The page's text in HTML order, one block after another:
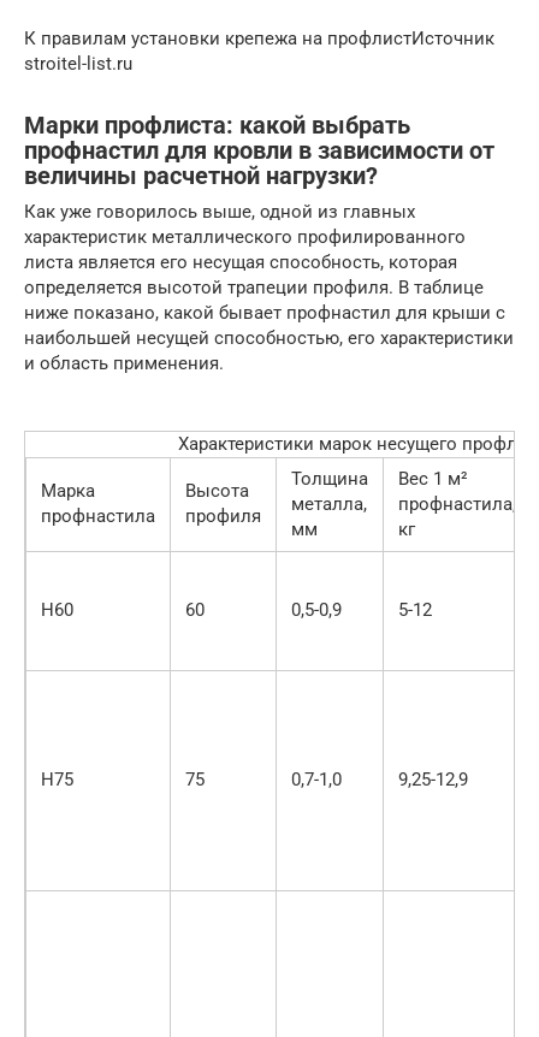
К правилам установки крепежа на профлистИсточник
stroitel-list.ru
Марки профлиста: какой выбрать
профнастил для кровли в зависимости от
величины расчетной нагрузки?
Как уже говорилось выше, одной из главных
характеристик металлического профилированного
листа является его несущая способность, которая
определяется высотой трапеции профиля. В таблице
ниже показано, какой бывает профнастил для крыши с
наибольшей несущей способностью, его характеристики
и область применения.
Характеристики марок несущего
Марка
профнастила
Высота
профиля
Толщина
металла,
мм
Вес 1 м²
профнастила,
кг
Н60 60 0,5-0,9 5-12
Н75 75 0,7-1,0 9,25-12,9